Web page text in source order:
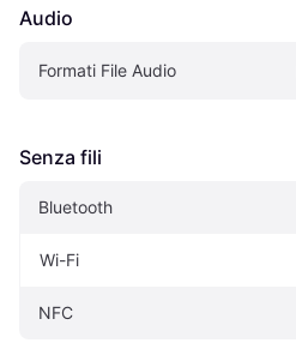
Audio
Formati File Audio
Senza fili
Bluetooth
Wi-Fi
NFC